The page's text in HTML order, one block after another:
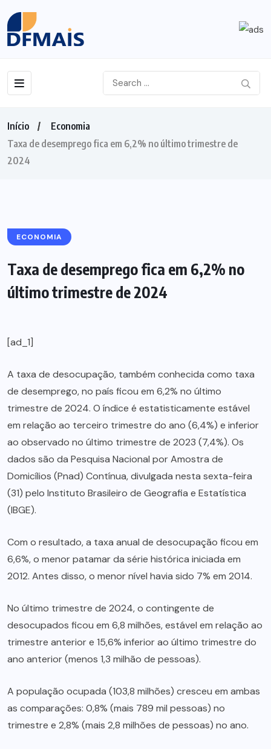
Início
Economia
Taxa de desemprego fica em 6,2% no último trimestre de
2024
ECONOMIA
Taxa de desemprego fica em 6,2% no
último trimestre de 2024
[ad_1]
A taxa de desocupação, também conhecida como taxa
de desemprego, no país ficou em 6,2% no último
trimestre de 2024. O índice é estatisticamente estável
em relação ao terceiro trimestre do ano (6,4%) e inferior
ao observado no último trimestre de 2023 (7,4%). Os
dados são da Pesquisa Nacional por Amostra de
Domicílios (Pnad) Contínua, divulgada nesta sexta-feira
(31) pelo Instituto Brasileiro de Geografia e Estatística
(IBGE).
Com o resultado, a taxa anual de desocupação ficou em
6,6%, o menor patamar da série histórica iniciada em
2012. Antes disso, o menor nível havia sido 7% em 2014.
No último trimestre de 2024, o contingente de
desocupados ficou em 6,8 milhões, estável em relação ao
trimestre anterior e 15,6% inferior ao último trimestre do
ano anterior (menos 1,3 milhão de pessoas).
A população ocupada (103,8 milhões) cresceu em ambas
as comparações: 0,8% (mais 789 mil pessoas) no
trimestre e 2,8% (mais 2,8 milhões de pessoas) no ano.